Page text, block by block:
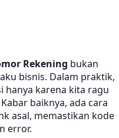
Rekening bukan
bisnis. Dalam praktik,
hanya karena kita ragu
baiknya, ada cara
asal, memastikan kode
error.